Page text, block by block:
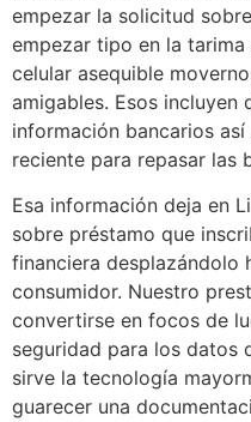
empezar la solicitud
empezar tipo en la
celular asequible
amigables. Esos incluyen
información bancarios
reciente para repasar las
Esa información deja en
sobre préstamo que
financiera desplazándolo
consumidor. Nuestro
convertirse en focos de
seguridad para los datos
sirve la tecnología
guarecer una